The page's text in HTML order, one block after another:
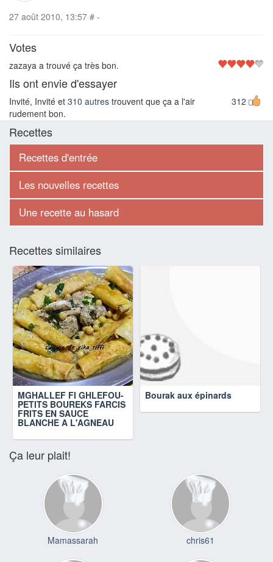
27 août 2010, 13:57 # -
Votes
zazaya a trouvé ça très bon.
Ils ont envie d'essayer
312
Invité, Invité et 310 autres trouvent que ça a l'air
rudement bon.
Recettes
Recettes d'entrée
Les nouvelles recettes
Une recette au hasard
Recettes similaires
MGHALLEF FI GHLEFOU-
PETITS BOUREKS FARCIS
FRITS EN SAUCE
BLANCHE A L'AGNEAU
Bourak aux épinards
Ça leur plait!
Mamassarah chris61